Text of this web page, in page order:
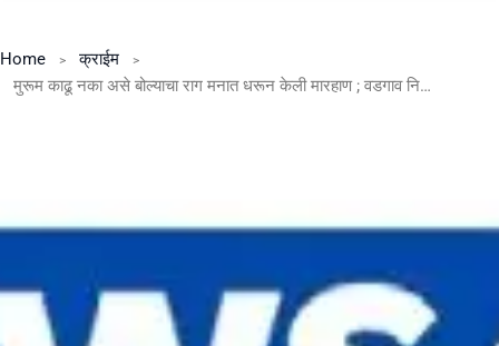
Home
क्राईम
मुरूम काढू नका असे बोल्याचा राग मनात धरून केली मारहाण ; वडगाव निबाळकर पोलिस स्टेशन मध्ये गुन्हा दाखल .